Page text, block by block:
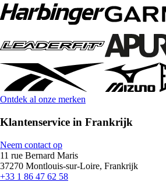
Ontdek al onze merken
Klantenservice in Frankrijk
Neem contact op
11 rue Bernard Maris
37270 Montlouis-sur-Loire, Frankrijk
+33 1 86 47 62 58